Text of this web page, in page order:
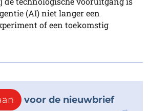
(AI) niet langer een
of een toekomstig
voor de nieuwbrief